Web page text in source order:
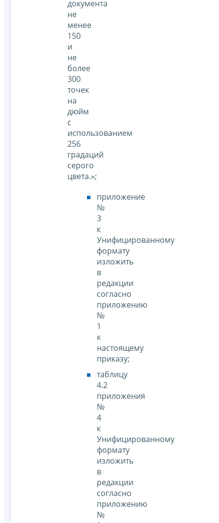
документа
не
менее
150
и
не
более
300
точек
на
дюйм
с
использованием
256
градаций
серого
цвета.»;
приложение
№
3
к
Унифицированному
формату
изложить
в
редакции
согласно
приложению
№
1
к
настоящему
приказу;
таблицу
4.2
приложения
№
4
к
Унифицированному
формату
изложить
в
редакции
согласно
приложению
№